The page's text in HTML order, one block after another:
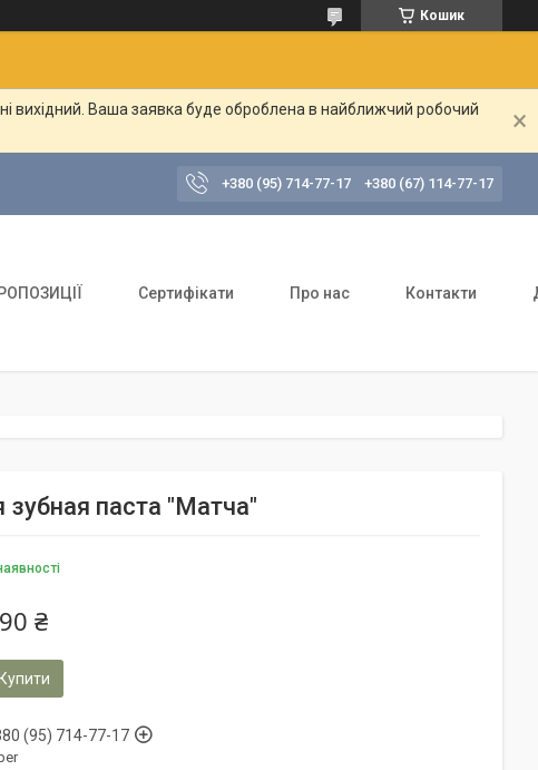
Кошик
вихідний. Ваша заявка буде оброблена в найближчий робочий
+380 (95) 714-77-17 +380 (67) 114-77-17
Сертифікати Про нас Контакти
паста "Матча"
₴
Купити
(95) 714-77-17